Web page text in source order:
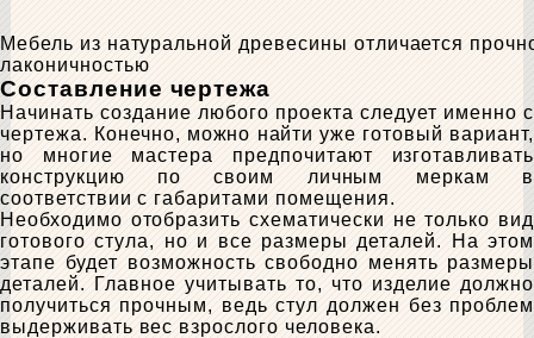
Мебель из натуральной древесины отличается
лаконичностью
Составление чертежа
Начинать создание любого проекта следует именно с
чертежа. Конечно, можно найти уже готовый вариант,
но многие мастера предпочитают изготавливать
конструкцию по своим личным меркам в
соответствии с габаритами помещения.
Необходимо отобразить схематически не только вид
готового стула, но и все размеры деталей. На этом
этапе будет возможность свободно менять размеры
деталей. Главное учитывать то, что изделие должно
получиться прочным, ведь стул должен без проблем
выдерживать вес взрослого человека.